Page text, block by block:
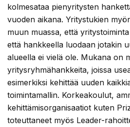
kolmesataa pienyritysten
vuoden aikana. Yritystukien
muun muassa, että
että hankkeella luodaan jotakin
alueella ei vielä ole. Mukana on
yritysryhmähankkeita, joissa
esimerkiksi kehittää uuden
toimintamallin. Korkeakoulut,
kehittämisorganisaatiot kuten
toteuttaneet myös Leader-